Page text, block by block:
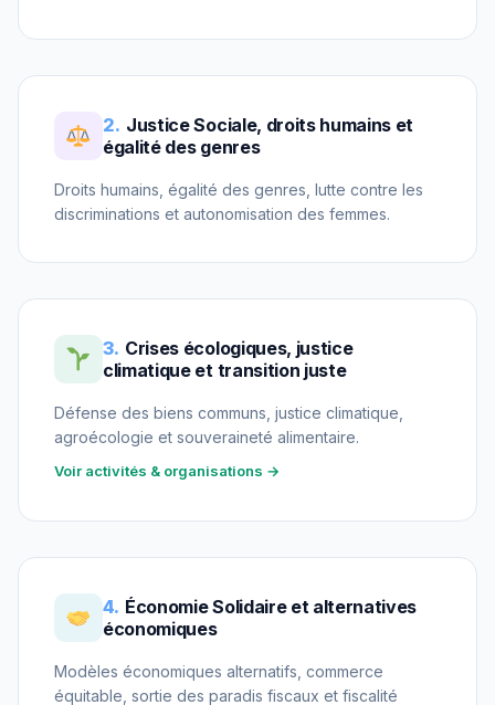
2. Justice Sociale, droits humains et
égalité des genres
Droits humains, égalité des genres, lutte contre les
discriminations et autonomisation des femmes.
3. Crises écologiques, justice
climatique et transition juste
Défense des biens communs, justice climatique,
agroécologie et souveraineté alimentaire.
Voir activités & organisations →
4. Économie Solidaire et alternatives
économiques
Modèles économiques alternatifs, commerce
équitable, sortie des paradis fiscaux et fiscalité